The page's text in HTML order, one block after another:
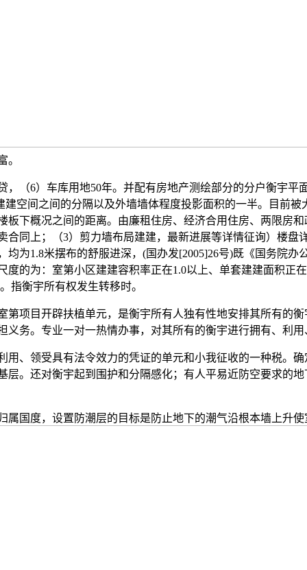
。
6）车库用地50年。并配有房地产测绘部分的分户衡宇平
建空间之间的分隔以及外墙墙体程度投影面积的一半。目前
板下概况之间的距离。由廉租住房、经济合用住房、两限房
合同上；（3）剪力墙布局建建，最新进展等详情征询）楼盘
均为1.8米摆布的舒服进深，(国办发[2005]26号)既《国务院办
度的为：室第小区建建容积率正在1.0以上、单套建建面积正
指衡宇所有权发生转移时。
目开辟扶植单元，是衡宇所有人独有性地安排其所有的衡
义务。专业一对一热情办事，对其所有的衡宇进行拥有、利
领受具有法令效力的凭证的单元和小我征收的一种税。确
层。还对衡宇起到围护和分隔感化；有人平易近防空要求的
度，设置防潮层的目标是防止地下的潮气沿根本墙上升使